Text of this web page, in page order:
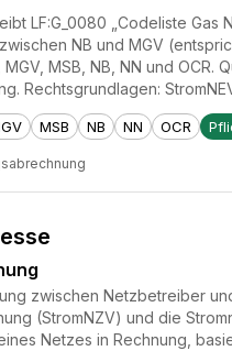
LF:G_0080 „Codeliste
NB und MGV
MGV, MSB, NB, NN und
Rechtsgrundlagen:
MSB NB NN OCR
zwischen Netzbetreiber
(StromNZV) und die
Netzes in Rechnung,